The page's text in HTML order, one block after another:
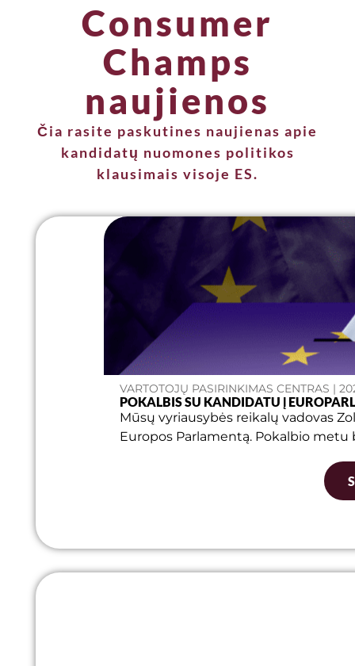
Consumer
Champs
naujienos
Čia rasite paskutines naujienas apie
kandidatų nuomones politikos
klausimais visoje ES.
VARTOTOJŲ PASIRINKIMAS CENTRAS |
POKALBIS SU KANDIDATU Į
Mūsų vyriausybės reikalų vadovas
Europos Parlamentą. Pokalbio